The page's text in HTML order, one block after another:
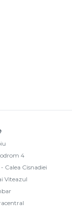
4
Calea Cisnadiei
Viteazul